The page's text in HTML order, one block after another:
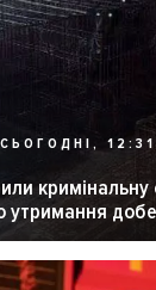
СЬОГОДНІ, 12:31
утримання